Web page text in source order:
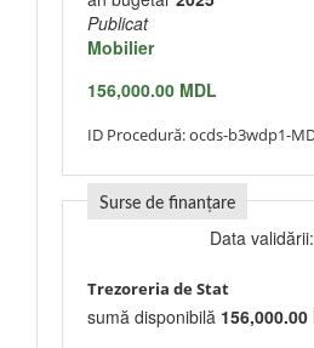
Publicat
Mobilier
156,000.00 MDL
ID Procedură:ocds-b3wdp1-
Surse de finanțare
Data validării:
Trezoreria de Stat
sumă disponibilă 156,000.00